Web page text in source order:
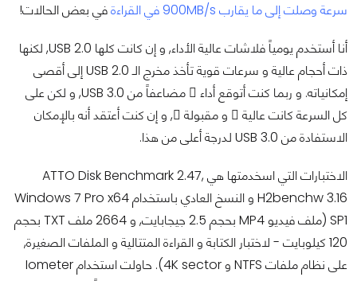
سرعة وصلت إلى ما يقارب 900MB/s في القراءة
في بعض الحالات!
أنا أستخدم يومياً فلاشات عالية الأداء, و إن كانت كلها USB 2.0, لكنها
ذات أحجام عالية و سرعات قوية تأخذ مخرج الـ USB 2.0 إلى أقصى
إمكانياته. و ربما كنت أتوقع أداء ً مضاعفاً من USB 3.0, و لكن على
كل السرعة كانت عالية ً و مقبولة ً, و إن كنت أعتقد أنه بالإمكان
الاستفادة من USB 3.0 لدرجة أعلى من هذا.
الاختبارات التي اسخدمتها هي ATTO Disk Benchmark 2.47,
H2benchw 3.16 و النسخ العادي باستخدام Windows 7 Pro x64
SP1 (ملف فيديو MP4 بحجم 2.5 جيجابايت, و 2664 ملف TXT بحجم
120 كيلوبايت - لاختبار الكتابة و القراءة المتتالية و الملفات الصغيرة,
على نظام ملفات NTFS و 4K sector). حاولت استخدام Iometer